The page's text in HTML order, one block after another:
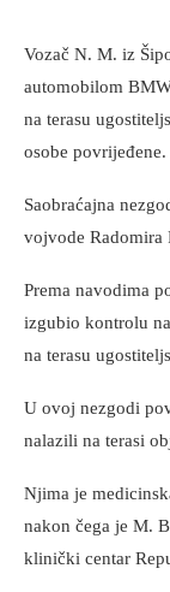
Vozač N. M. iz
automobilom
na terasu
osobe povrijeđene.
Saobraćajna
vojvode Radomira
Prema navodima
izgubio kontrolu
na terasu
U ovoj nezgodi
nalazili na terasi
Njima je
nakon čega je M.
klinički centar